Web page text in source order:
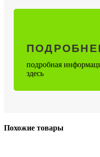
подробная
здесь
Похожие товары